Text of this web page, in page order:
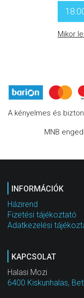
Mikor
A kényelmes és
MNB
INFORMÁCIÓK
Házirend
Fizetési tájékoztató
Adatkezelési
KAPCSOLAT
Halasi Mozi
6400 Kiskunhalas,